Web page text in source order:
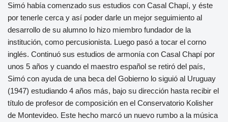
Simó había comenzado sus estudios con Casal Chapí, y éste
por tenerle cerca y así poder darle un mejor seguimiento al
desarrollo de su alumno lo hizo miembro fundador de la
institución, como percusionista. Luego pasó a tocar el corno
inglés. Continuó sus estudios de armonía con Casal Chapí por
unos 5 años y cuando el maestro español se retiró del país,
Simó con ayuda de una beca del Gobierno lo siguió al Uruguay
(1947) estudiando 4 años más, bajo su dirección hasta recibir el
título de profesor de composición en el Conservatorio Kolisher
de Montevideo. Este hecho marcó un nuevo rumbo a la música